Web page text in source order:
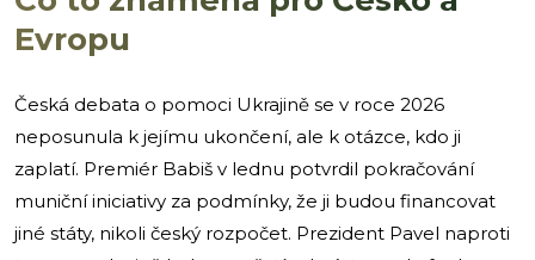
Evropu
Česká debata o pomoci Ukrajině se v roce 2026
neposunula k jejímu ukončení, ale k otázce, kdo ji
zaplatí. Premiér Babiš v lednu potvrdil pokračování
muniční iniciativy za podmínky, že ji budou financovat
jiné státy, nikoli český rozpočet. Prezident Pavel naproti